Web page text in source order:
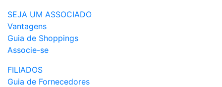
SEJA UM ASSOCIADO
Vantagens
Guia de Shoppings
Associe-se
FILIADOS
Guia de Fornecedores